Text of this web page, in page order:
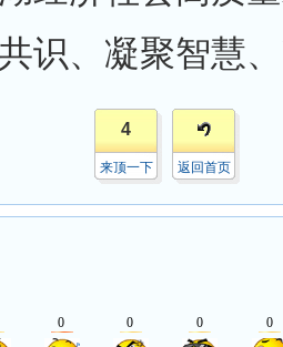
识、凝聚智慧
4
来顶一下 返回首页